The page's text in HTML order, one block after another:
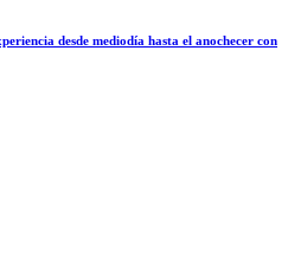
desde mediodía hasta el anochecer con